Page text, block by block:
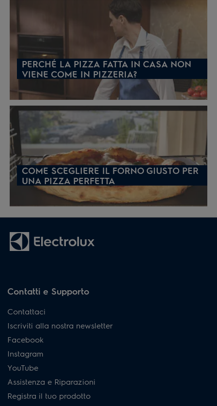
PERCHÉ LA PIZZA FATTA IN CASA NON
VIENE COME IN PIZZERIA?
COME SCEGLIERE IL FORNO GIUSTO PER
UNA PIZZA PERFETTA
Contatti e Supporto
Contattaci
Iscriviti alla nostra newsletter
Facebook
Instagram
YouTube
Assistenza e Riparazioni
Registra il tuo prodotto